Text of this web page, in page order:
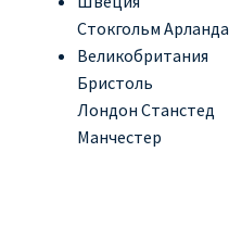
Стокгольм Арланда
Великобритания
Бристоль
Лондон Станстед
Манчестер